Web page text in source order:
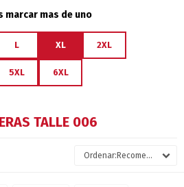
marcar mas de uno
L XL 2XL
5XL 6XL
TALLE 006
Recomendados